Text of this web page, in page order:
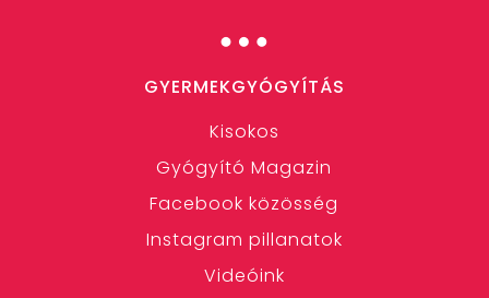
…
GYERMEKGYÓGYÍTÁS
Kisokos
Gyógyító Magazin
Facebook közösség
Instagram pillanatok
Videóink